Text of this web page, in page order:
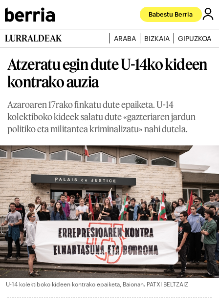
Babestu Berria
LURRALDEAK ARABA BIZKAIA GIPUZKOA
Atzeratu egin dute U-14ko kideen
kontrako auzia
Azaroaren 17rako finkatu dute epaiketa. U-14
kolektiboko kideek salatu dute «gazteriaren jardun
politiko eta militantea kriminalizatu» nahi dutela.
U-14 kolektiboko kideen kontrako epaiketa, Baionan. PATXI BELTZAIZ